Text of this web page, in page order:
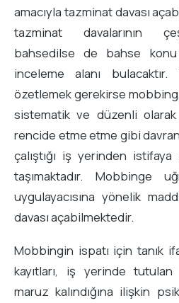
amacıyla tazminat davası
tazminat davalarının
bahsedilse de bahse konu
inceleme alanı bulacaktır.
özetlemek gerekirse
sistematik ve düzenli olarak
rencide etme etme gibi
çalıştığı iş yerinden
taşımaktadır. Mobbinge
uygulayacısına yönelik
davası açabilmektedir.
Mobbingin ispatı için tanık
kayıtları, iş yerinde
maruz kalındığına ilişkin